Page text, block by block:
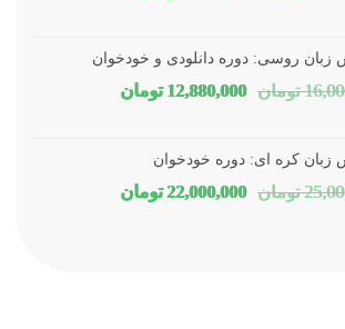
بود.
است.
زبان روسی: دوره دانلودی و خودخوان
تومان قیمت
بود.
12,880,000 تومانقیمت
زبان کره ای: دوره خودخوان
تومان قیمت
22,000,000 تومانقیمت